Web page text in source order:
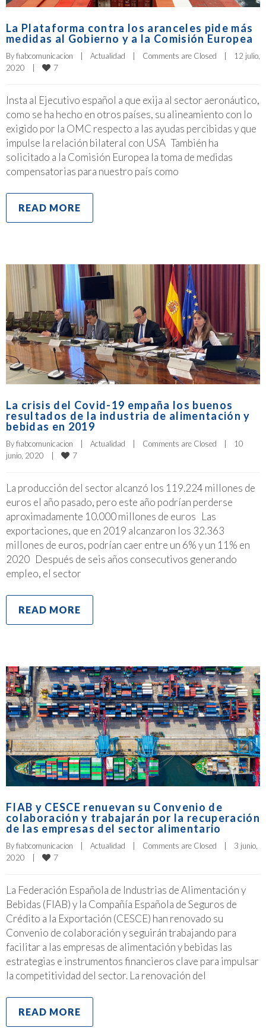
La Plataforma contra los aranceles pide más
medidas al Gobierno y a la Comisión Europea
By fiabcomunicacion Actualidad Comments are Closed
12 julio,
2020
7
Insta al Ejecutivo español a que exija al sector aeronáutico,
como se ha hecho en otros países, su alineamiento con lo
exigido por la OMC respecto a las ayudas percibidas y que
impulse la relación bilateral con USA También ha
solicitado a la Comisión Europea la toma de medidas
compensatorias para nuestro país como
READ MORE
La crisis del Covid-19 empaña los buenos
resultados de la industria de alimentación y
bebidas en 2019
By fiabcomunicacion Actualidad Comments are Closed
10
junio, 2020
7
La producción del sector alcanzó los 119.224 millones de
euros el año pasado, pero este año podrían perderse
aproximadamente 10.000 millones de euros Las
exportaciones, que en 2019 alcanzaron los 32.363
millones de euros, podrían caer entre un 6% y un 11% en
2020 Después de seis años consecutivos generando
empleo, el sector
READ MORE
FIAB y CESCE renuevan su Convenio de
colaboración y trabajarán por la recuperación
de las empresas del sector alimentario
By fiabcomunicacion Actualidad Comments are Closed
3 junio,
2020
7
La Federación Española de Industrias de Alimentación y
Bebidas (FIAB) y la Compañía Española de Seguros de
Crédito a la Exportación (CESCE) han renovado su
Convenio de colaboración y seguirán trabajando para
facilitar a las empresas de alimentación y bebidas las
estrategias e instrumentos financieros clave para impulsar
la competitividad del sector. La renovación del
READ MORE